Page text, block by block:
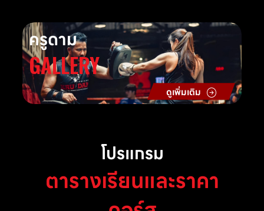
ครูดาม
GALLERY
ดูเพิ่มเติม
โปรแกรม
ตารางเรียนและราคา